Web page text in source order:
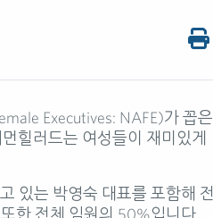
Executives: NAFE)가 꼽은
힐러드는 여성들이 재미있게
있는 박영숙 대표를 포함해 전
한 전체 임원의 50%입니다.